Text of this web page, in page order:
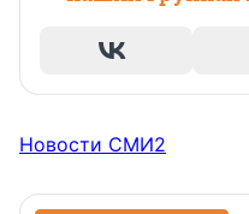
Новости СМИ2